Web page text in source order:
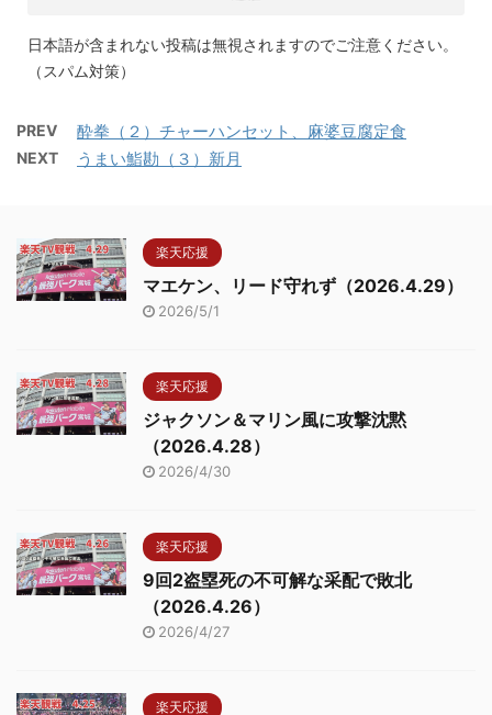
日本語が含まれない投稿は無視されますのでご注意ください。
（スパム対策）
PREV 酔拳（２）チャーハンセット、麻婆豆腐定食
NEXT うまい鮨勘（３）新月
楽天応援
マエケン、リード守れず（2026.4.29）
2026/5/1
楽天応援
ジャクソン＆マリン風に攻撃沈黙
（2026.4.28）
2026/4/30
楽天応援
9回2盗塁死の不可解な采配で敗北
（2026.4.26）
2026/4/27
楽天応援